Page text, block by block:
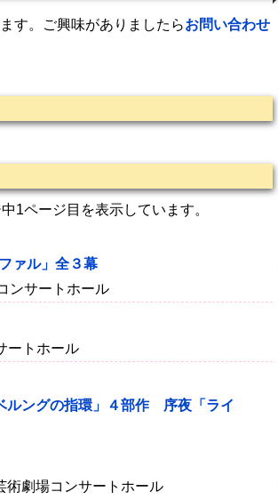
す。ご興味がありましたらお問い合わせ
1ページ目を表示しています。
ァル」全３幕
ンサートホール
ートホール
ングの指環」４部作 序夜「ライ
劇場コンサートホール